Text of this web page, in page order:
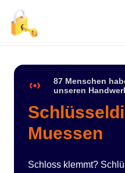
87 Menschen
unseren
Muessen
Schloss klemmt?